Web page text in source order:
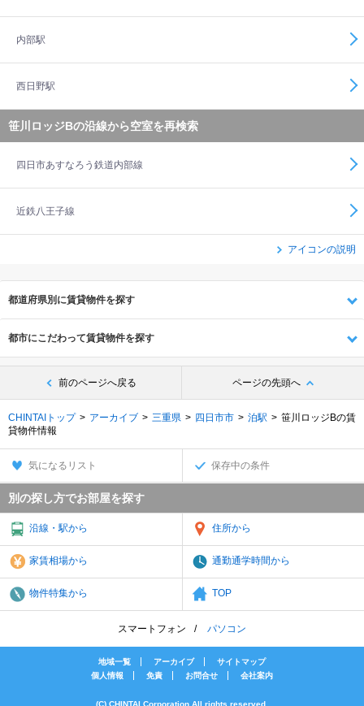
内部駅
西日野駅
笹川ロッジBの沿線から空室を再検索
四日市あすなろう鉄道内部線
近鉄八王子線
アイコンの説明
都道府県別に賃貸物件を探す
都市にこだわって賃貸物件を探す
前のページへ戻る ページの先頭へ
CHINTAIトップ アーカイブ 三重県 四日市市 泊駅
笹川ロッジBの賃
貸物件情報
気になるリスト 保存中の条件
別の探し方でお部屋を探す
沿線・駅から 住所から
家賃相場から 通勤通学時間から
物件特集から TOP
スマートフォン パソコン
地域一覧 アーカイブ
サイトマップ
個人情報
免責 お問合せ 会社案内
(C) CHINTAI Corporation All rights reserved.